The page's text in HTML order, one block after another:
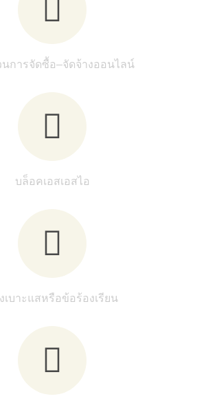
นการจัดซื้อ–จัดจ้างออนไลน์
บล็อคเอสเอสไอ
เบาะแสหรือข้อร้องเรียน